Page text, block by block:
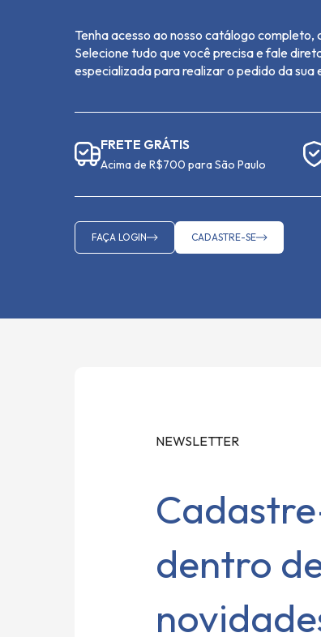
Tenha acesso ao nosso catálogo completo,
Selecione tudo que você precisa e fale
especializada para realizar o pedido da sua
FRETE GRÁTIS
Acima de R$700 para São Paulo
FAÇA LOGIN CADASTRE-SE
NEWSLETTER
dentro